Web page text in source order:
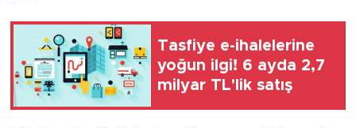
Tasfiye e-ihalelerine
yoğun ilgi! 6 ayda 2,7
milyar TL'lik satış